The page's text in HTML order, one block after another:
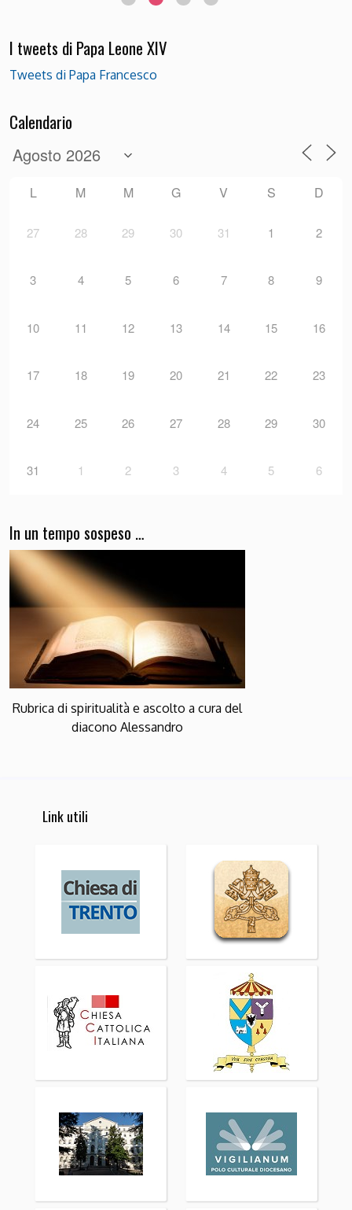
I tweets di Papa Leone XIV
Tweets di Papa Francesco
Calendario
L M M G V S D
27 28 29 30 31 1 2
3 4 5 6 7 8 9
10 11 12 13 14 15 16
17 18 19 20 21 22 23
24 25 26 27 28 29 30
31 1 2 3 4 5 6
In un tempo sospeso …
Rubrica di spiritualità e ascolto a cura del
diacono Alessandro
Link utili